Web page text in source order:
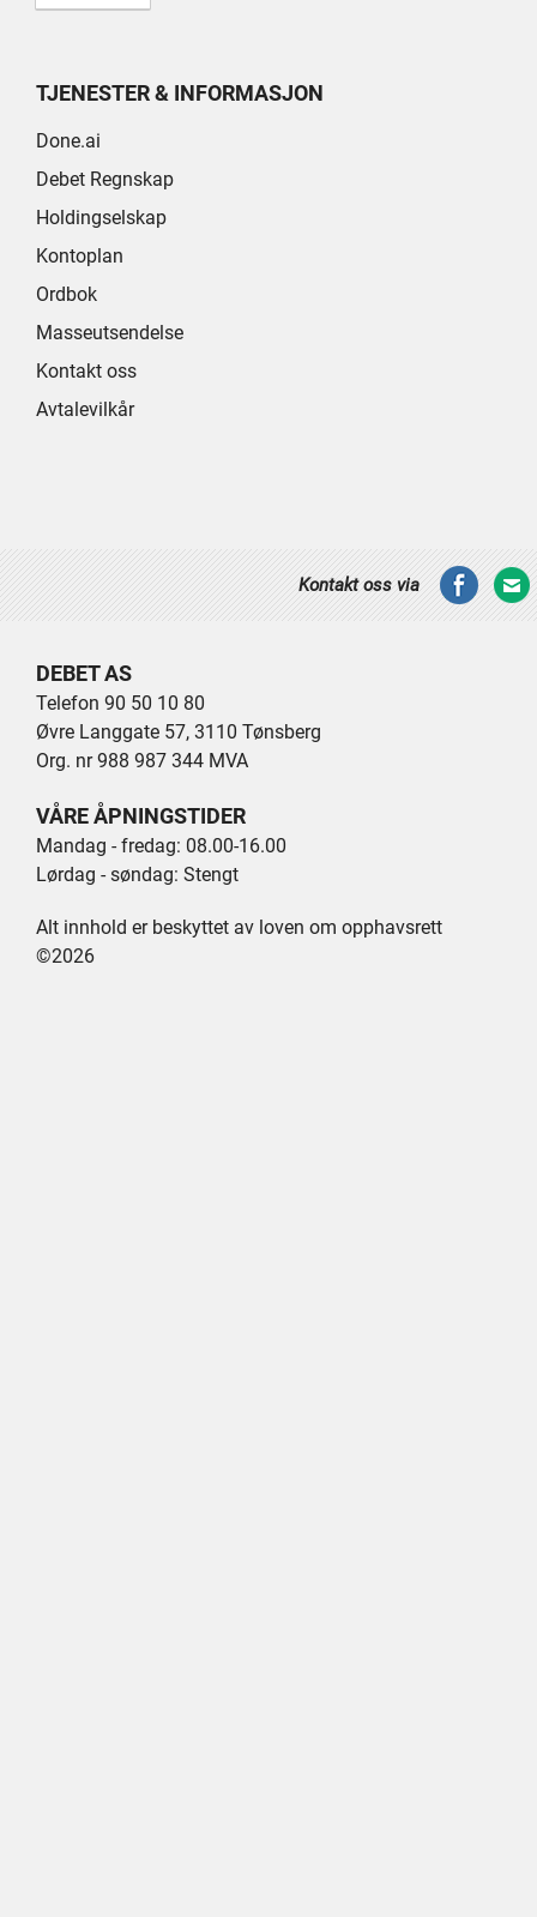
TJENESTER & INFORMASJON
Done.ai
Debet Regnskap
Holdingselskap
Kontoplan
Ordbok
Masseutsendelse
Kontakt oss
Avtalevilkår
Kontakt oss via
DEBET AS
Telefon 90 50 10 80
Øvre Langgate 57, 3110 Tønsberg
Org. nr 988 987 344 MVA
VÅRE ÅPNINGSTIDER
Mandag - fredag: 08.00-16.00
Lørdag - søndag: Stengt
Alt innhold er beskyttet av loven om opphavsrett
©2026